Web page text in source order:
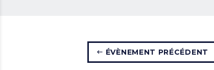
ÉVÈNEMENT PRÉCÉDENT